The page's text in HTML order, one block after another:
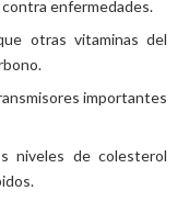
enfermedades.
otras vitaminas del
importantes
niveles de colesterol